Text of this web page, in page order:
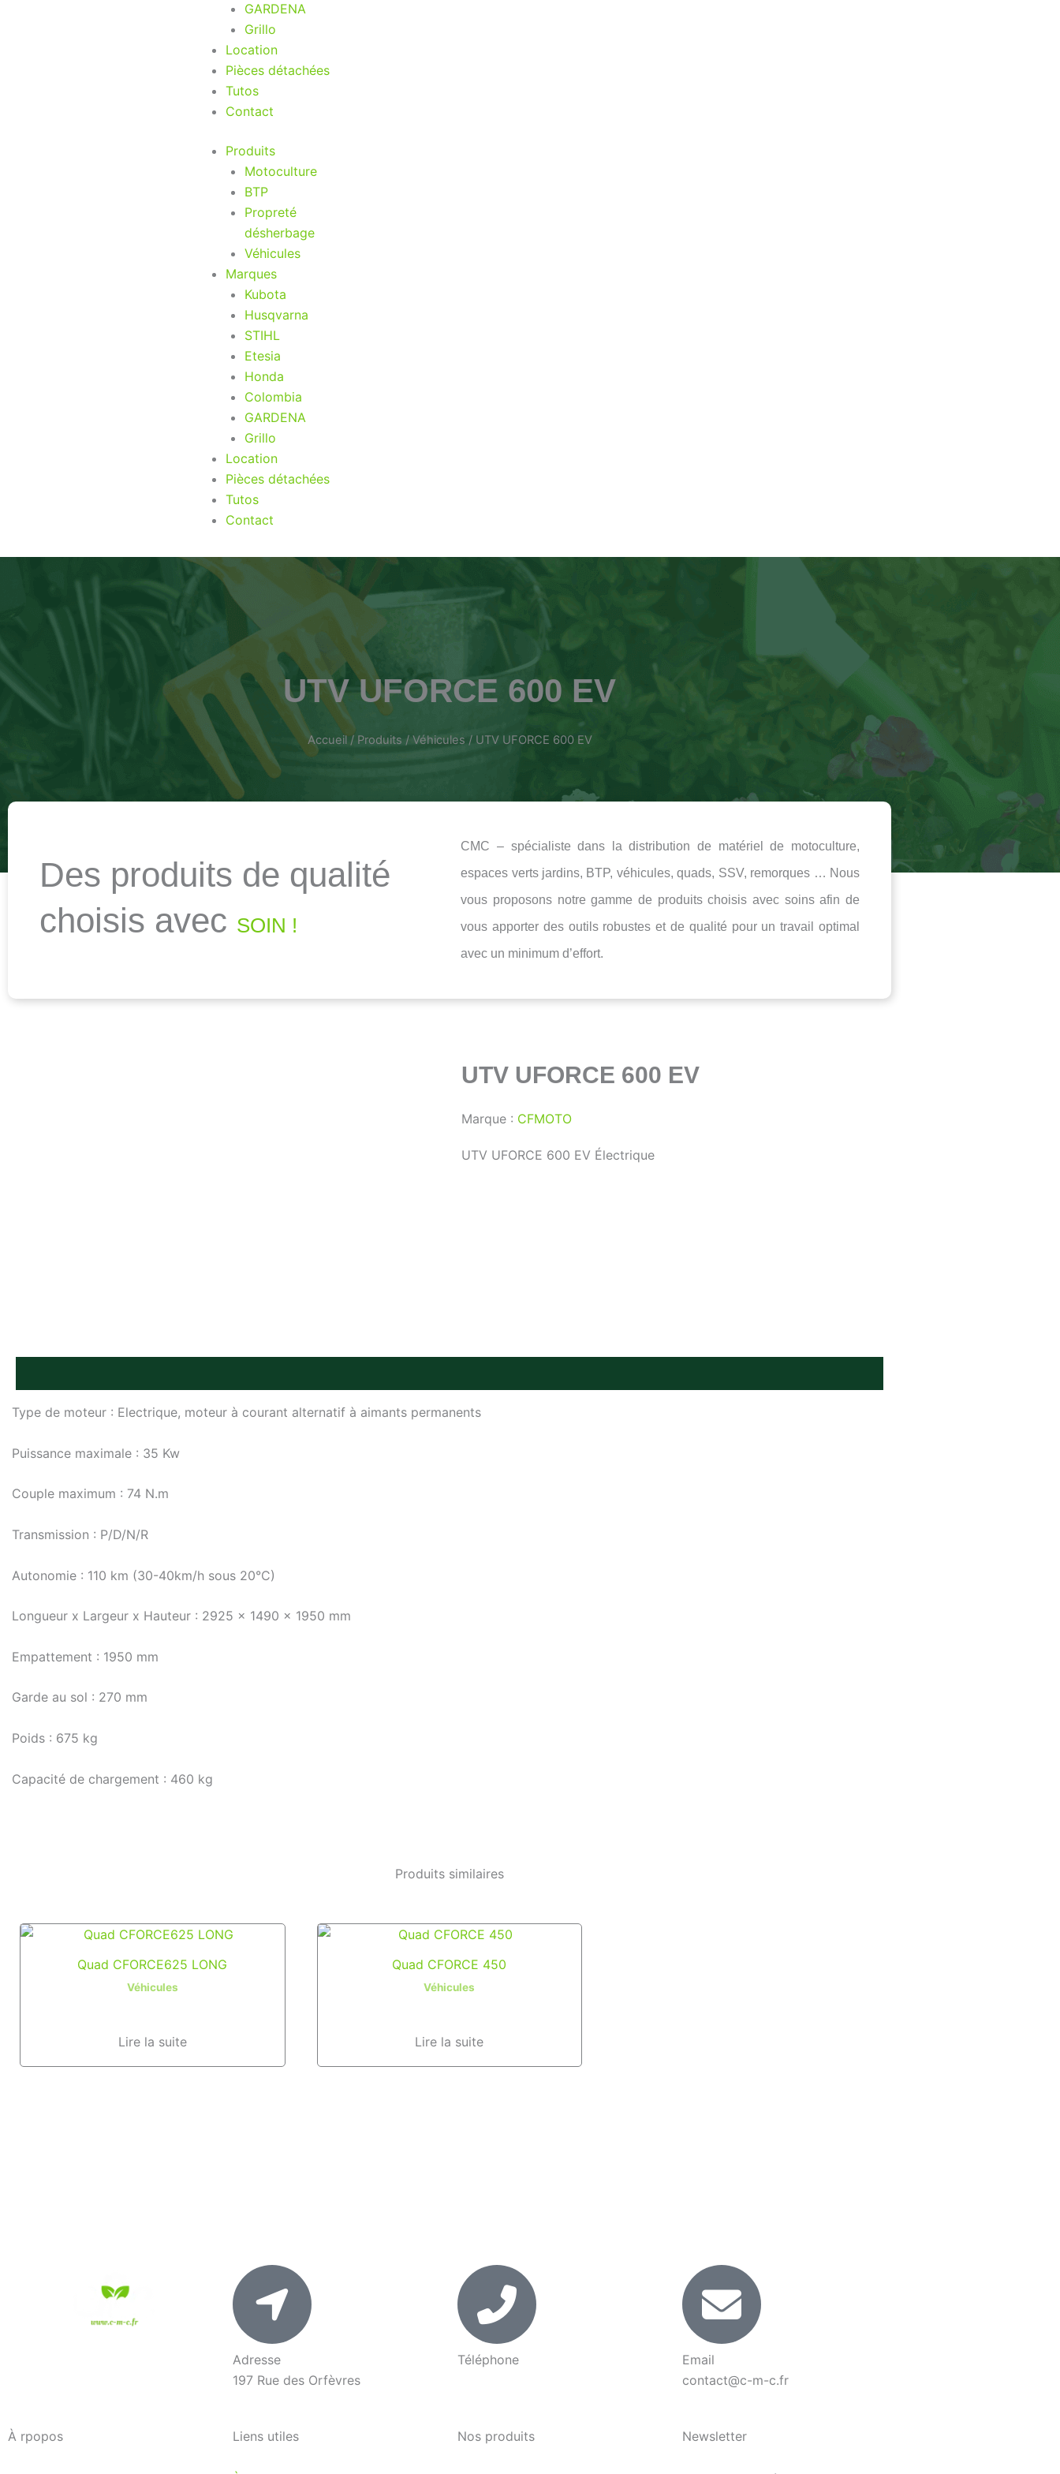
GARDENA
Grillo
Location
Pièces détachées
Tutos
Contact
Produits
Motoculture
BTP
Propreté
désherbage
Véhicules
Marques
Kubota
Husqvarna
STIHL
Etesia
Honda
Colombia
GARDENA
Grillo
Location
Pièces détachées
Tutos
Contact
UTV UFORCE 600 EV
Accueil/ Produits / Véhicules / UTV UFORCE 600 EV
Des produits de qualité
choisis avec SOIN !
CMC – spécialiste dans la distribution de matériel de motoculture,
espaces verts jardins, BTP, véhicules, quads, SSV, remorques … Nous
vous proposons notre gamme de produits choisis avec soins afin de
vous apporter des outils robustes et de qualité pour un travail optimal
avec un minimum d’effort.
UTV UFORCE 600 EV
Marque : CFMOTO
UTV UFORCE 600 EV Électrique
Type de moteur : Electrique, moteur à courant alternatif à aimants permanents
Puissance maximale : 35 Kw
Couple maximum : 74 N.m
Transmission : P/D/N/R
Autonomie : 110 km (30-40km/h sous 20°C)
Longueur x Largeur x Hauteur : 2925 x 1490 x 1950 mm
Empattement : 1950 mm
Garde au sol : 270 mm
Poids : 675 kg
Capacité de chargement : 460 kg
Produits similaires
Quad CFORCE625 LONG
Véhicules
Lire la suite
Quad CFORCE 450
Véhicules
Lire la suite
Adresse
197 Rue des Orfèvres
Téléphone
Email
contact@c-m-c.fr
À rpopos Liens utiles Nos produits Newsletter